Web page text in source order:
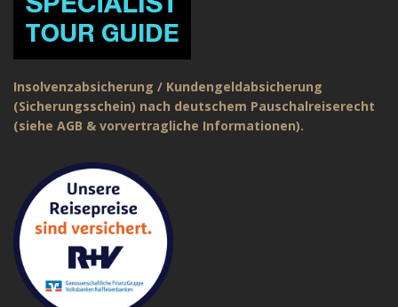
Insolvenzabsicherung / Kundengeldabsicherung
(Sicherungsschein) nach deutschem Pauschalreiserecht
(siehe AGB & vorvertragliche Informationen).